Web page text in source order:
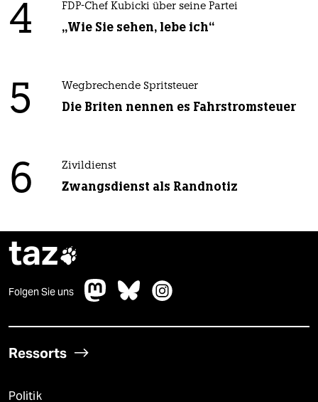
4 FDP-Chef Kubicki über seine Partei
„Wie Sie sehen, lebe ich“
5 Wegbrechende Spritsteuer
Die Briten nennen es Fahrstromsteuer
6 Zivildienst
Zwangsdienst als Randnotiz
taz
Folgen Sie uns
Ressorts
Politik